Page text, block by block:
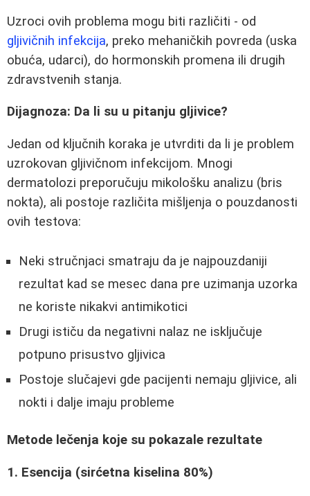
Uzroci ovih problema mogu biti različiti - od
gljivičnih infekcija, preko mehaničkih povreda (uska
obuća, udarci), do hormonskih promena ili drugih
zdravstvenih stanja.
Dijagnoza: Da li su u pitanju gljivice?
Jedan od ključnih koraka je utvrditi da li je problem
uzrokovan gljivičnom infekcijom. Mnogi
dermatolozi preporučuju mikološku analizu (bris
nokta), ali postoje različita mišljenja o pouzdanosti
ovih testova:
Neki stručnjaci smatraju da je najpouzdaniji
rezultat kad se mesec dana pre uzimanja uzorka
ne koriste nikakvi antimikotici
Drugi ističu da negativni nalaz ne isključuje
potpuno prisustvo gljivica
Postoje slučajevi gde pacijenti nemaju gljivice, ali
nokti i dalje imaju probleme
Metode lečenja koje su pokazale rezultate
1. Esencija (sirćetna kiselina 80%)